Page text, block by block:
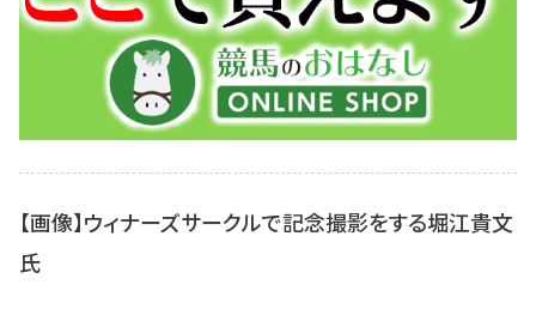
【画像】ウィナーズサークルで記念撮影をする堀江貴文
氏